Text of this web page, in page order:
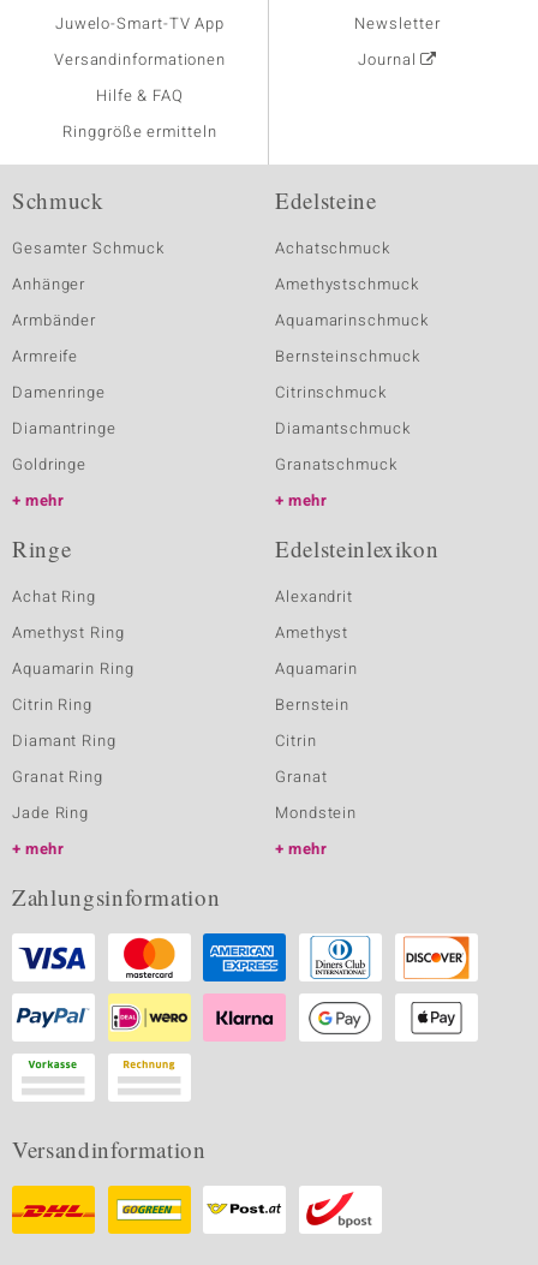
Juwelo-Smart-TV App
Versandinformationen
Hilfe & FAQ
Ringgröße ermitteln
Newsletter
Journal
Schmuck
Gesamter Schmuck
Anhänger
Armbänder
Armreife
Damenringe
Diamantringe
Goldringe
mehr
Edelsteine
Achatschmuck
Amethystschmuck
Aquamarinschmuck
Bernsteinschmuck
Citrinschmuck
Diamantschmuck
Granatschmuck
mehr
Ringe
Achat Ring
Amethyst Ring
Aquamarin Ring
Citrin Ring
Diamant Ring
Granat Ring
Jade Ring
mehr
Edelsteinlexikon
Alexandrit
Amethyst
Aquamarin
Bernstein
Citrin
Granat
Mondstein
mehr
Zahlungsinformation
Versandinformation